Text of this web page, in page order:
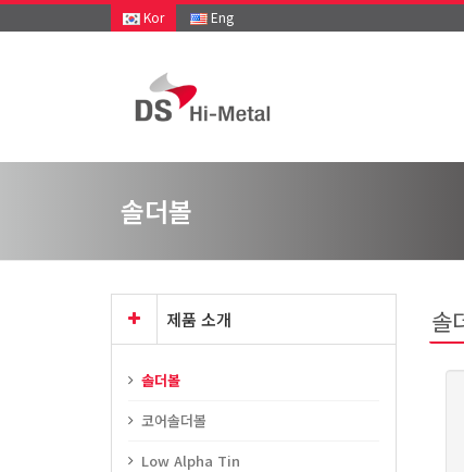
Kor Eng
솔더볼
제품 소개
솔더볼
코어솔더볼
Low Alpha Tin
솔